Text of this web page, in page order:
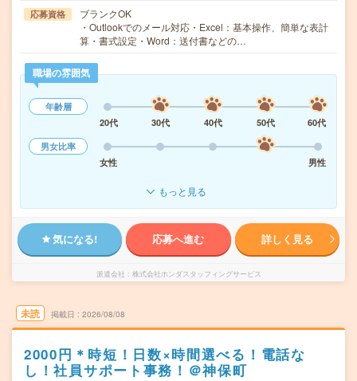
応募資格
ブランクOK
・Outlookでのメール対応・Excel：基本操作、簡単な表計
算・書式設定・Word：送付書などの…
職場の雰囲気
年齢層
20代
30代 40代 50代
60代
男女比率
女性
男性
もっと見る
気になる! 応募へ進む 詳しく見る
派遣会社 株式会社ホンダスタッフィングサービス
未読 掲載日 2026/08/08
2000円＊時短！日数×時間選べる！電話な
し！社員サポート事務！＠神保町